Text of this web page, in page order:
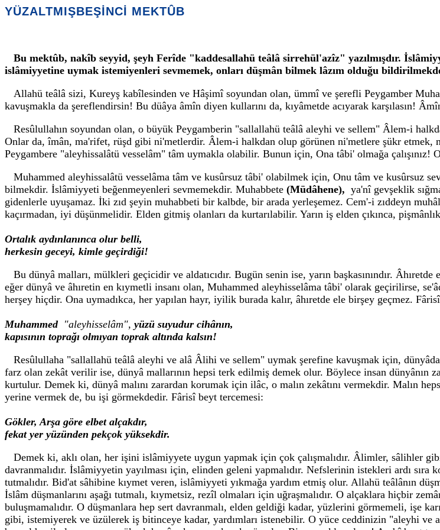
YÜZALTMIŞBEŞİNCİ MEKTÛB
Bu mektûb, nakîb seyyid, şeyh Ferîde "kaddesallahü teâlâ sirrehül'azîz" yazılmışdır.
islâmiyyetine uymak istemiyenleri sevmemek, onları düşmân bilmek lâzım olduğu
Allahü teâlâ sizi, Kureyş kabîlesinden ve Hâşimî soyundan olan, ümmî ve şerefli Peygamber
kavuşmakla da şereflendirsin! Bu düâya âmîn diyen kullarını da, kıyâmetde acıyarak karşılasın!
Resûlullahın soyundan olan, o büyük Peygamberin "sallallahü teâlâ aleyhi ve sellem" Âlem-i
Onlar da, îmân, ma'rifet, rüşd gibi ni'metlerdir. Âlem-i halkdan olup görünen ni'metlere şükr etmek,
Peygambere "aleyhissalâtü vesselâm" tâm uymakla olabilir. Bunun için, Ona tâbi' olmağa çalışınız!
Muhammed aleyhissalâtü vesselâma tâm ve kusûrsuz tâbi' olabilmek için, Onu tâm ve kusûrsuz
bilmekdir. İslâmiyyeti beğenmeyenleri sevmemekdir. Muhabbete (Müdâhene), ya'nî gevşeklik
gidenlerle uyuşamaz. İki zıd şeyin muhabbeti bir kalbde, bir arada yerleşemez. Cem'-i zıddeyn
kaçırmadan, iyi düşünmelidir. Elden gitmiş olanları da kurtarılabilir. Yarın iş elden çıkınca,
Ortalık aydınlanınca olur belli,
herkesin geceyi, kimle geçirdiği!
Bu dünyâ malları, mülkleri geçicidir ve aldatıcıdır. Bugün senin ise, yarın başkasınındır.
eğer dünyâ ve âhıretin en kıymetli insanı olan, Muhammed aleyhisselâma tâbi' olarak geçirilirse,
herşey hiçdir. Ona uymadıkca, her yapılan hayr, iyilik burada kalır, âhıretde ele birşey geçmez.
Muhammed "aleyhisselâm", yüzü suyudur cihânın,
kapısının toprağı olmıyan toprak altında kalsın!
Resûlullaha "sallallahü teâlâ aleyhi ve alâ Âlihi ve sellem" uymak şerefine kavuşmak için,
farz olan zekât verilir ise, dünyâ mallarının hepsi terk edilmiş demek olur. Böylece insan dünyânın
kurtulur. Demek ki, dünyâ malını zarardan korumak için ilâc, o malın zekâtını vermekdir. Malın
yerine vermek de, bu işi görmekdedir. Fârisî beyt tercemesi:
Gökler, Arşa göre elbet alçakdır,
fekat yer yüzünden pekçok yüksekdir.
Demek ki, aklı olan, her işini islâmiyyete uygun yapmak için çok çalışmalıdır. Âlimler, sâlihler
davranmalıdır. İslâmiyyetin yayılması için, elinden geleni yapmalıdır. Nefslerinin istekleri ardı sıra
tutmalıdır. Bid'at sâhibine kıymet veren, islâmiyyeti yıkmağa yardım etmiş olur. Allahü teâlânın
İslâm düşmanlarını aşağı tutmalı, kıymetsiz, rezîl olmaları için uğraşmalıdır. O alçaklara hiçbir
buluşmamalıdır. O düşmanlara hep sert davranmalı, elden geldiği kadar, yüzlerini görmemeli, işe
gibi, istemiyerek ve üzülerek iş bitinceye kadar, yardımları istenebilir. O yüce ceddinizin "aleyhi